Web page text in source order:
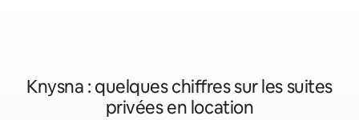
Knysna : quelques chiffres sur les suites
privées en location